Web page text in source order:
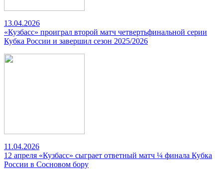
13.04.2026
«Кузбасс» проиграл второй матч четвертьфинальной серии
Кубка России и завершил сезон 2025/2026
11.04.2026
12 апреля «Кузбасс» сыграет ответный матч ¼ финала Кубка
России в Сосновом бору